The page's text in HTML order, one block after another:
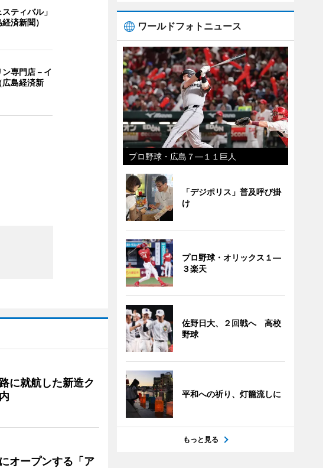
ティバル」
済新聞）
専門店－イ
島経済新
に就航した新造ク
オープンする「ア
ワールドフォトニュース
プロ野球・広島７―１１巨人
「デジポリス」普及呼び掛
け
プロ野球・オリックス１―
３楽天
佐野日大、２回戦へ 高校
野球
平和への祈り、灯籠流しに
もっと見る